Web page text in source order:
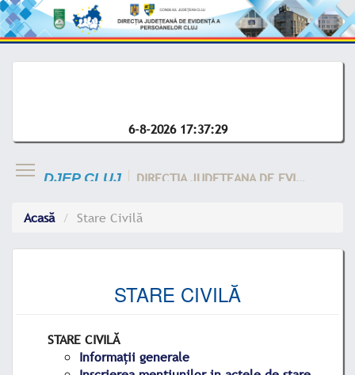
6-8-2026 17:37:29
DJEP CLUJ DIRECTIA JUDETEANA DE EVIDENTA A CLUJ
Acasă Stare Civilă
STARE CIVILĂ
STARE CIVILĂ
Informații generale